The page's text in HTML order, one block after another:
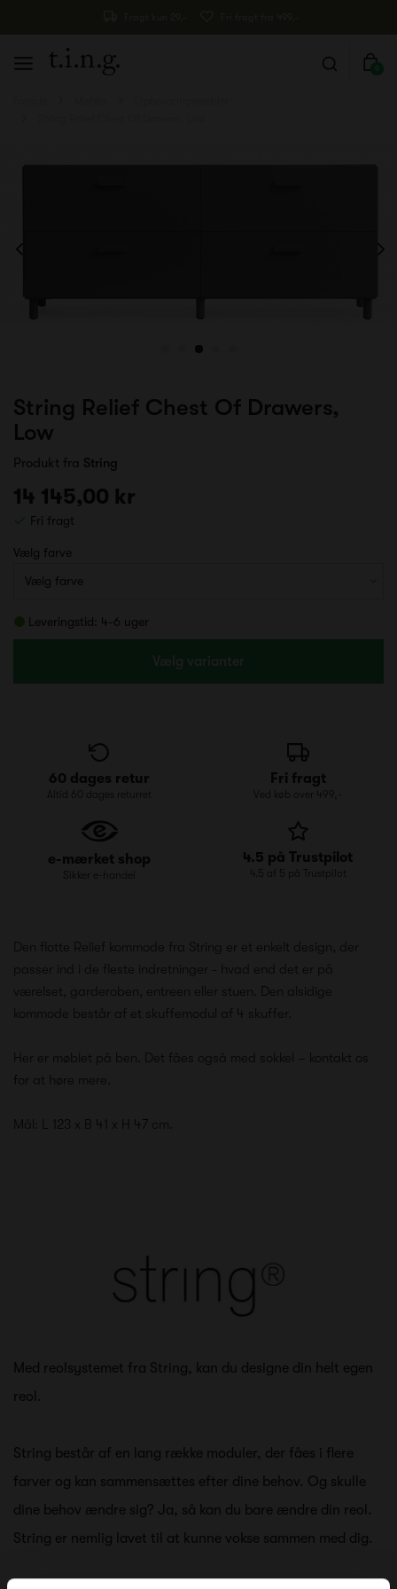
0
String Relief Chest Of Drawers,
Low
Produkt fra String
14 145,00 kr
Fri fragt
Vælg farve
Leveringstid: 4-6 uger
Vælg varianter
60 dages retur
Altid 60 dages returret
Fri fragt
Ved køb over 499,-
e-mærket shop
Sikker e-handel
4.5 på Trustpilot
4.5 af 5 på Trustpilot
Den flotte Relief kommode fra String er et enkelt design, der
passer ind i de fleste indretninger - hvad end det er på
værelset, garderoben, entreen eller stuen. Den alsidige
kommode består af et skuffemodul af 4 skuffer.
Her er møblet på ben. Det fåes også med sokkel – kontakt os
for at høre mere.
Mål: L 123 x B 41 x H 47 cm.
Med reolsystemet fra String, kan du designe din helt egen
reol.
String består af en lang række moduler, der fåes i flere
farver og kan sammensættes efter dine behov. Og skulle
dine behov ændre sig? Ja, så kan du bare ændre din reol.
String er nemlig lavet til at kunne vokse sammen med dig.